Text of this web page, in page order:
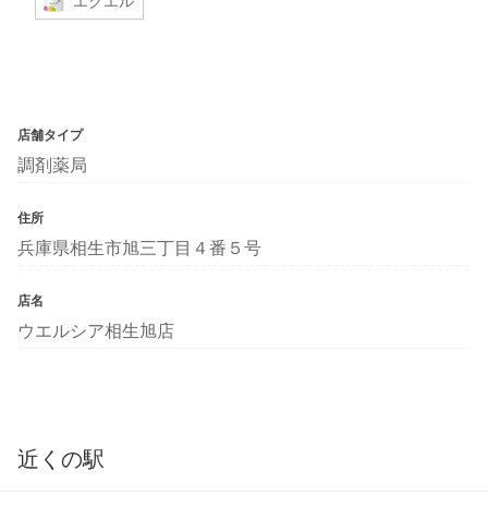
店舗タイプ
調剤薬局
住所
兵庫県相生市旭三丁目４番５号
店名
ウエルシア相生旭店
近くの駅